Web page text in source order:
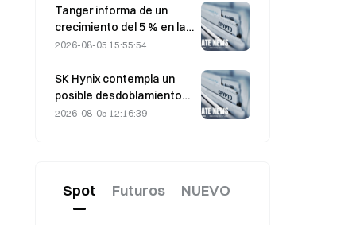
Tanger informa de un
crecimiento del 5 % en las
ventas, impulsado por el
Mundo durante junio y
julio.
2026-08-05 15:55:54
SK Hynix contempla un
posible desdoblamiento
de acciones ante la
2026-08-05 12:16:39
Spot Futuros NUEVO